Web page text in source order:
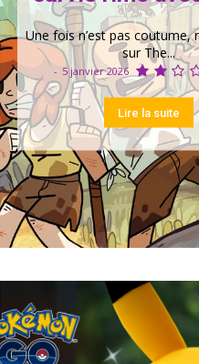
Une fois n’est pas coutume,
sur The...
- 5 janvier 2026
Lire la suite